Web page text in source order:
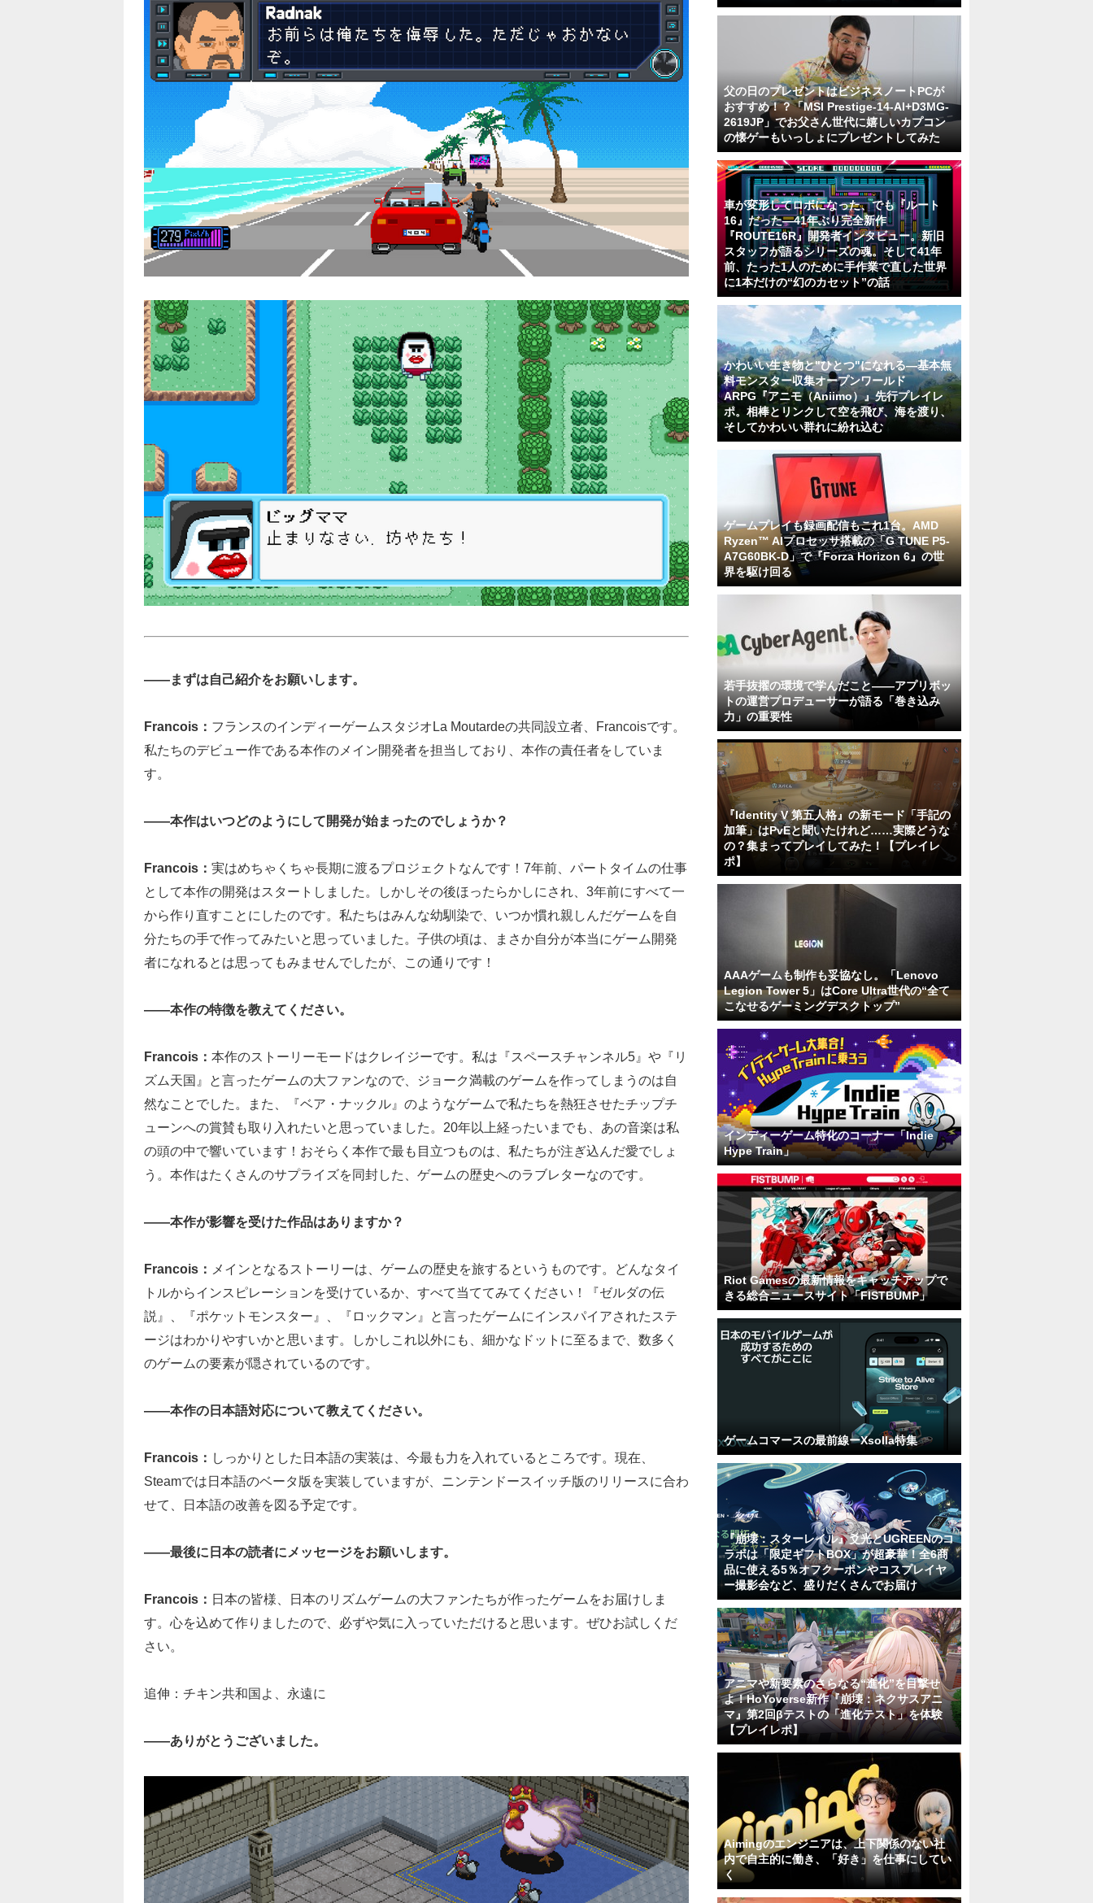
――まずは自己紹介をお願いします。
Francois： フランスのインディーゲームスタジオLa Moutardeの共同設立者、Francoisです。
私たちのデビュー作である本作のメイン開発者を担当しており、本作の責任者をしていま
す。
――本作はいつどのようにして開発が始まったのでしょうか？
Francois： 実はめちゃくちゃ長期に渡るプロジェクトなんです！7年前、パートタイムの仕事
として本作の開発はスタートしました。しかしその後ほったらかしにされ、3年前にすべて一
から作り直すことにしたのです。私たちはみんな幼馴染で、いつか慣れ親しんだゲームを自
分たちの手で作ってみたいと思っていました。子供の頃は、まさか自分が本当にゲーム開発
者になれるとは思ってもみませんでしたが、この通りです！
――本作の特徴を教えてください。
Francois： 本作のストーリーモードはクレイジーです。私は『スペースチャンネル5』や『リ
ズム天国』と言ったゲームの大ファンなので、ジョーク満載のゲームを作ってしまうのは自
然なことでした。また、『ベア・ナックル』のようなゲームで私たちを熱狂させたチップチ
ューンへの賞賛も取り入れたいと思っていました。20年以上経ったいまでも、あの音楽は私
の頭の中で響いています！おそらく本作で最も目立つものは、私たちが注ぎ込んだ愛でしょ
う。本作はたくさんのサプライズを同封した、ゲームの歴史へのラブレターなのです。
――本作が影響を受けた作品はありますか？
Francois： メインとなるストーリーは、ゲームの歴史を旅するというものです。どんなタイ
トルからインスピレーションを受けているか、すべて当ててみてください！『ゼルダの伝
説』、『ポケットモンスター』、『ロックマン』と言ったゲームにインスパイアされたステ
ージはわかりやすいかと思います。しかしこれ以外にも、細かなドットに至るまで、数多く
のゲームの要素が隠されているのです。
――本作の日本語対応について教えてください。
Francois： しっかりとした日本語の実装は、今最も力を入れているところです。現在、
Steamでは日本語のベータ版を実装していますが、ニンテンドースイッチ版のリリースに合わ
せて、日本語の改善を図る予定です。
――最後に日本の読者にメッセージをお願いします。
Francois： 日本の皆様、日本のリズムゲームの大ファンたちが作ったゲームをお届けしま
す。心を込めて作りましたので、必ずや気に入っていただけると思います。ぜひお試しくだ
さい。
追伸：チキン共和国よ、永遠に
――ありがとうございました。
父の日のプレゼントはビジネスノートPCが
おすすめ！？「MSI Prestige-14-AI+D3MG-
2619JP」でお父さん世代に嬉しいカプコン
の懐ゲーもいっしょにプレゼントしてみた
車が変形してロボになった、でも『ルート
16』だった―41年ぶり完全新作
『ROUTE16R』開発者インタビュー。新旧
スタッフが語るシリーズの魂。そして41年
前、たった1人のために手作業で直した世界
に1本だけの“幻のカセット”の話
かわいい生き物と"ひとつ"になれる―基本無
料モンスター収集オープンワールド
ARPG『アニモ（Aniimo）』先行プレイレ
ポ。相棒とリンクして空を飛び、海を渡り、
そしてかわいい群れに紛れ込む
ゲームプレイも録画配信もこれ1台。AMD
Ryzen™ AIプロセッサ搭載の「G TUNE P5-
A7G60BK-D」で『Forza Horizon 6』の世
界を駆け回る
若手抜擢の環境で学んだこと――アプリボッ
トの運営プロデューサーが語る「巻き込み
力」の重要性
『Identity V 第五人格』の新モード「手記の
加筆」はPvEと聞いたけれど……実際どうな
の？集まってプレイしてみた！【プレイレ
ポ】
AAAゲームも制作も妥協なし。「Lenovo
Legion Tower 5」はCore Ultra世代の“全て
こなせるゲーミングデスクトップ”
インディーゲーム特化のコーナー「Indie
Hype Train」
Riot Gamesの最新情報をキャッチアップで
きる総合ニュースサイト「FISTBUMP」
ゲームコマースの最前線ーXsolla特集
『崩壊：スターレイル』爻光とUGREENのコ
ラボは「限定ギフトBOX」が超豪華！全6商
品に使える5％オフクーポンやコスプレイヤ
ー撮影会など、盛りだくさんでお届け
アニマや新要素のさらなる“進化”を目撃せ
よ！HoYoverse新作『崩壊：ネクサスアニ
マ』第2回βテストの「進化テスト」を体験
【プレイレポ】
Aimingのエンジニアは、上下関係のない社
内で自主的に働き、「好き」を仕事にしてい
く